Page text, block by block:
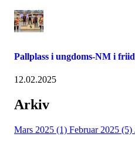
Pallplass i ungdoms-NM i
12.02.2025
Arkiv
Mars 2025 (1) Februar 2025 (5)